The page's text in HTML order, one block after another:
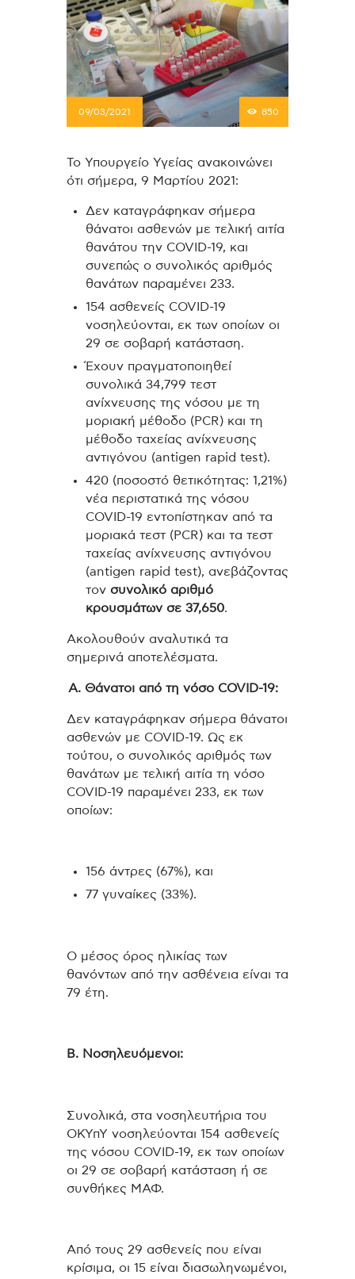
09/03/2021 850
Το Υπουργείο Υγείας ανακοινώνει
ότι σήμερα, 9 Μαρτίου 2021:
Δεν καταγράφηκαν σήμερα
θάνατοι ασθενών με τελική αιτία
θανάτου την COVID-19, και
συνεπώς ο συνολικός αριθμός
θανάτων παραμένει 233.
154 ασθενείς COVID-19
νοσηλεύονται, εκ των οποίων οι
29 σε σοβαρή κατάσταση.
Έχουν πραγματοποιηθεί
συνολικά 34,799 τεστ
ανίχνευσης της νόσου με τη
μοριακή μέθοδο (PCR) και τη
μέθοδο ταχείας ανίχνευσης
αντιγόνου (antigen rapid test).
420 (ποσοστό θετικότητας: 1,21%)
νέα περιστατικά της νόσου
COVID-19 εντοπίστηκαν από τα
μοριακά τεστ (PCR) και τα τεστ
ταχείας ανίχνευσης αντιγόνου
(antigen rapid test), ανεβάζοντας
τον συνολικό αριθμό
κρουσμάτων σε 37,650.
Ακολουθούν αναλυτικά τα
σημερινά αποτελέσματα.
Α. Θάνατοι από τη νόσο COVID-19:
Δεν καταγράφηκαν σήμερα θάνατοι
ασθενών με COVID-19. Ως εκ
τούτου, ο συνολικός αριθμός των
θανάτων με τελική αιτία τη νόσο
COVID-19 παραμένει 233, εκ των
οποίων:
156 άντρες (67%), και
77 γυναίκες (33%).
Ο μέσος όρος ηλικίας των
θανόντων από την ασθένεια είναι τα
79 έτη.
Β. Νοσηλευόμενοι:
Συνολικά, στα νοσηλευτήρια του
ΟΚΥπΥ νοσηλεύονται 154 ασθενείς
της νόσου COVID-19, εκ των οποίων
οι 29 σε σοβαρή κατάσταση ή σε
συνθήκες ΜΑΦ.
Από τους 29 ασθενείς που είναι
κρίσιμα, οι 15 είναι διασωληνωμένοι,